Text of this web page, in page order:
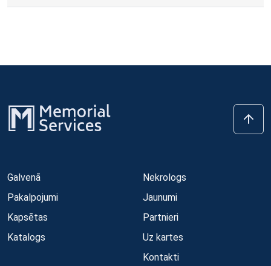
Galvenā
Pakalpojumi
Kapsētas
Katalogs
Nekrologs
Jaunumi
Partnieri
Uz kartes
Kontakti